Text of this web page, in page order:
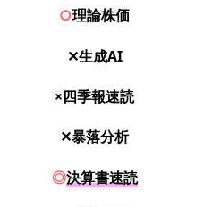
○理論株価
✕生成AI
×四季報速読
✕暴落分析
◎決算書速読